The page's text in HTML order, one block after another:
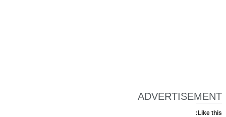
ADVERTISEMENT
Like this: